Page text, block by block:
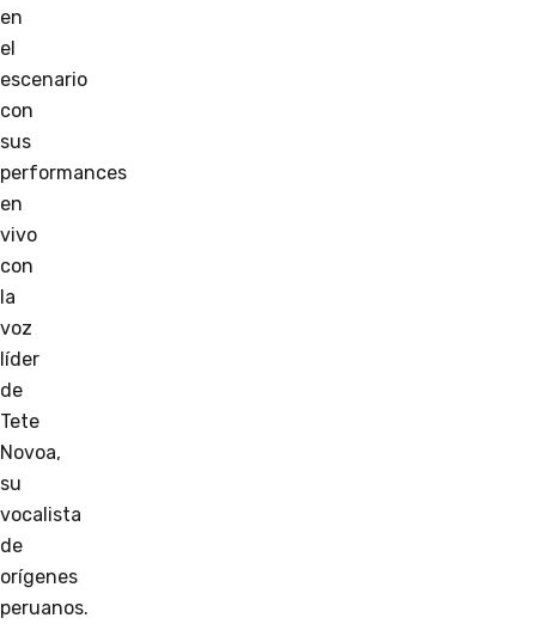
en
el
escenario
con
sus
performances
en
vivo
con
la
voz
líder
de
Tete
Novoa,
su
vocalista
de
orígenes
peruanos.